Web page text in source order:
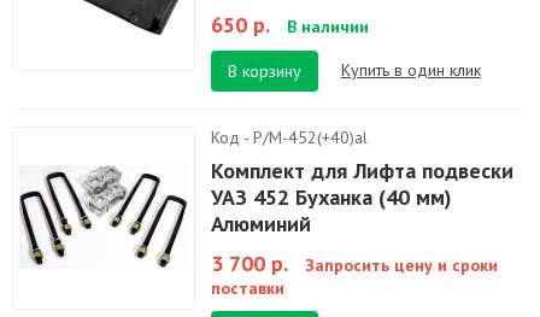
650 р.
В наличии
В корзину Купить в один клик
Код - Р/М-452(+40)al
Комплект для Лифта подвески
УАЗ 452 Буханка (40 мм)
Алюминий
3 700 р.
Запросить цену и сроки
поставки